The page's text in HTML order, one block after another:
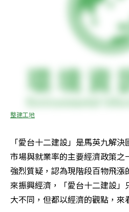
整建工地
「愛台十二建設」是馬英九解
市場與就業率的主要經濟政策之
強烈質疑，認為現階段百物飛
來振興經濟，「愛台十二建設」
大不同，但都以經濟的觀點，來